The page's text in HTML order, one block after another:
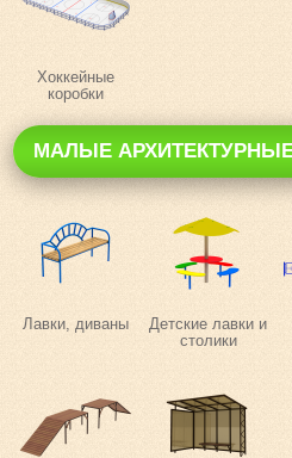
Хоккейные
коробки
МАЛЫЕ
Лавки, диваны
Детские лавки и
столики